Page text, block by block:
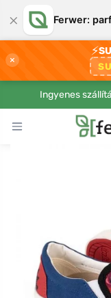
× Ferwer:
×
⚡
Ingyenes